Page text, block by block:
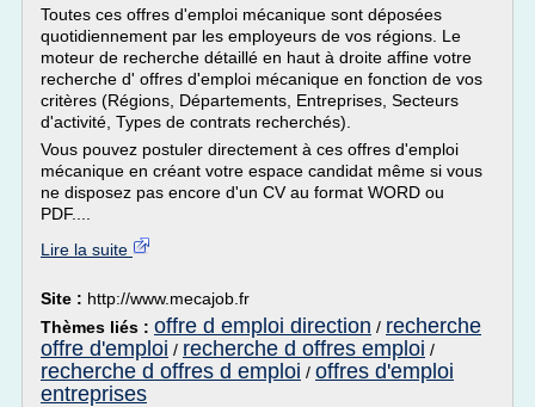
Toutes ces offres d'emploi mécanique sont déposées
quotidiennement par les employeurs de vos régions. Le
moteur de recherche détaillé en haut à droite affine votre
recherche d' offres d'emploi mécanique en fonction de vos
critères (Régions, Départements, Entreprises, Secteurs
d'activité, Types de contrats recherchés).
Vous pouvez postuler directement à ces offres d'emploi
mécanique en créant votre espace candidat même si vous
ne disposez pas encore d'un CV au format WORD ou
PDF....
Lire la suite
Site : http://www.mecajob.fr
Thèmes liés : offre d emploi direction / recherche
offre d'emploi / recherche d offres emploi /
recherche d offres d emploi / offres d'emploi
entreprises